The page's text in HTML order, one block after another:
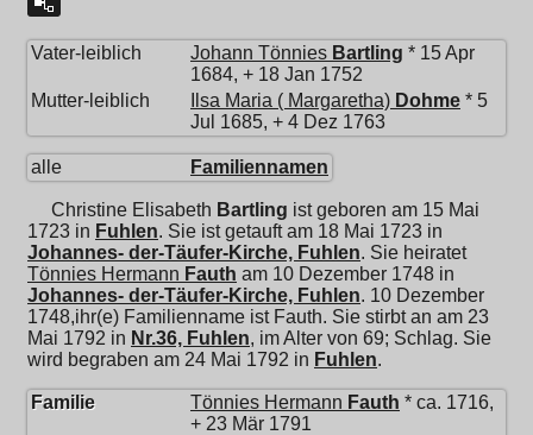
Vater-leiblich Johann Tönnies Bartling * 15 Apr
1684, + 18 Jan 1752
Mutter-leiblich
Ilsa Maria ( Margaretha) Dohme * 5
Jul 1685, + 4 Dez 1763
alle Familiennamen
Christine Elisabeth Bartling ist geboren am 15 Mai
1723 in Fuhlen. Sie ist getauft am 18 Mai 1723 in
Johannes- der-Täufer-Kirche, Fuhlen. Sie heiratet
Tönnies Hermann Fauth am 10 Dezember 1748 in
Johannes- der-Täufer-Kirche, Fuhlen. 10 Dezember
1748,ihr(e) Familienname ist Fauth. Sie stirbt an am 23
Mai 1792 in Nr.36, Fuhlen, im Alter von 69; Schlag. Sie
wird begraben am 24 Mai 1792 in Fuhlen.
Familie Tönnies Hermann Fauth * ca. 1716,
+ 23 Mär 1791